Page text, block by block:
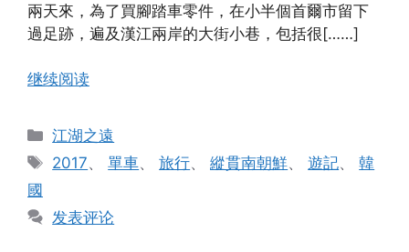
兩天來，為了買腳踏車零件，在小半個首爾市留下
過足跡，遍及漢江兩岸的大街小巷，包括很[……]
继续阅读
分
类
江湖之遠
标
2017、單車、旅行、縱貫南朝鮮、遊記、韓
國
发表评论